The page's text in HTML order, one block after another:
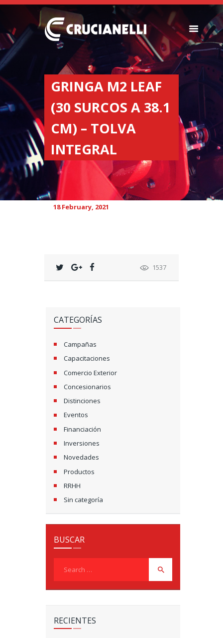
GRINGA M2 LEAF
(30 SURCOS A 38.1
CM) – TOLVA
INTEGRAL
SEEDERS
FERTILIZER
SPREADERS
ABOUT US
DEALERSHIPS
NEWS
COMPANY
CONTACT
18 February, 2021
1537
CATEGORÍAS
Campañas
Capacitaciones
Comercio Exterior
Concesionarios
Distinciones
Eventos
Financiación
Inversiones
Novedades
Productos
RRHH
Sin categoría
BUSCAR
RECIENTES